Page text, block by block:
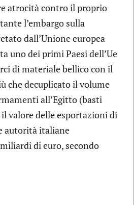
atrocità contro il proprio
l’embargo sulla
dall’Unione europea
uno dei primi Paesi dell’Ue
di materiale bellico con il
che decuplicato il volume
all’Egitto (basti
valore delle esportazioni di
autorità italiane
di euro, secondo